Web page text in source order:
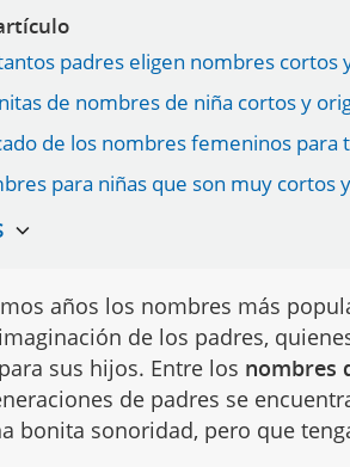
padres eligen nombres cortos
de nombres de niña cortos y
de los nombres femeninos para
para niñas que son muy cortos
años los nombres más
de los padres,
sus hijos. Entre los nombres
de padres se
bonita sonoridad, pero que